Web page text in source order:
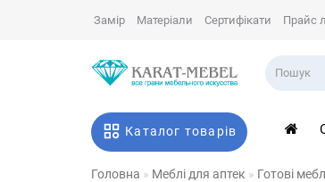
Замір Матеріали Сертифікати Прайс
Каталог товарів
Головна Меблі для аптек Готові